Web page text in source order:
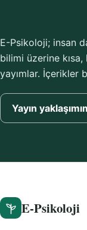
E-Psikoloji; insan
bilimi üzerine
yayımlar. İçerikler
Yayın
E-Psikoloji